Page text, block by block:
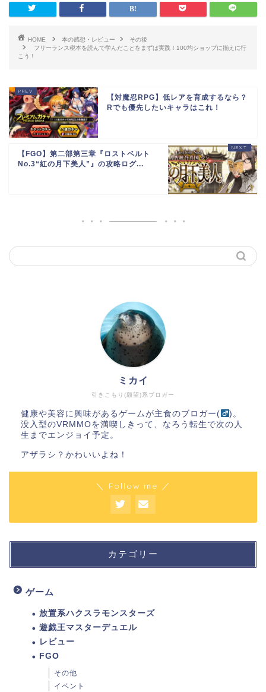
HOME 本の感想・レビュー
その後
フリーランス税本を読んで学んだことをまずは実践！100均ショップに揃えに行
こう！
【対魔忍RPG】低レアを育成するなら？
Rでも優先したいキャラはこれ！
【FGO】第二部第三章『ロストベルト
No.3“紅の月下美人”』の攻略ログ...
引きこもり(願望)系ブロガー
ミカイ
健康や美容に興味があるゲームが主食のブロガー(
)。
没入型のVRMMOを満喫しきって、なろう転生で次の人
生までエンジョイ予定。
アザラシ？かわいいよね！
＼ Follow me ／
カテゴリー
ゲーム
放置系ハクスラモンスターズ
遊戯王マスターデュエル
レビュー
FGO
その他
イベント